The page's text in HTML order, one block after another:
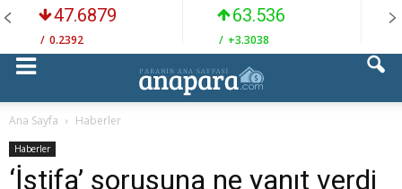
47.6879
/ 0.2392
63.536
/ +3.3038
Ana Sayfa Haberler
Haberler
‘İstifa’ sorusuna ne yanıt verdi